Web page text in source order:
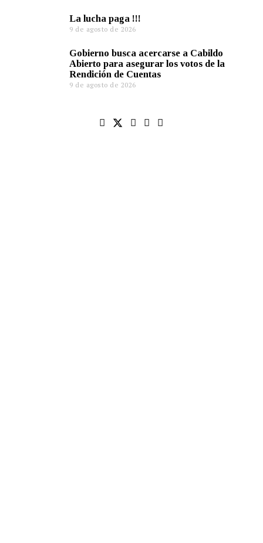
La lucha paga !!!
9 de agosto de 2026
Gobierno busca acercarse a Cabildo
Abierto para asegurar los votos de la
Rendición de Cuentas
9 de agosto de 2026